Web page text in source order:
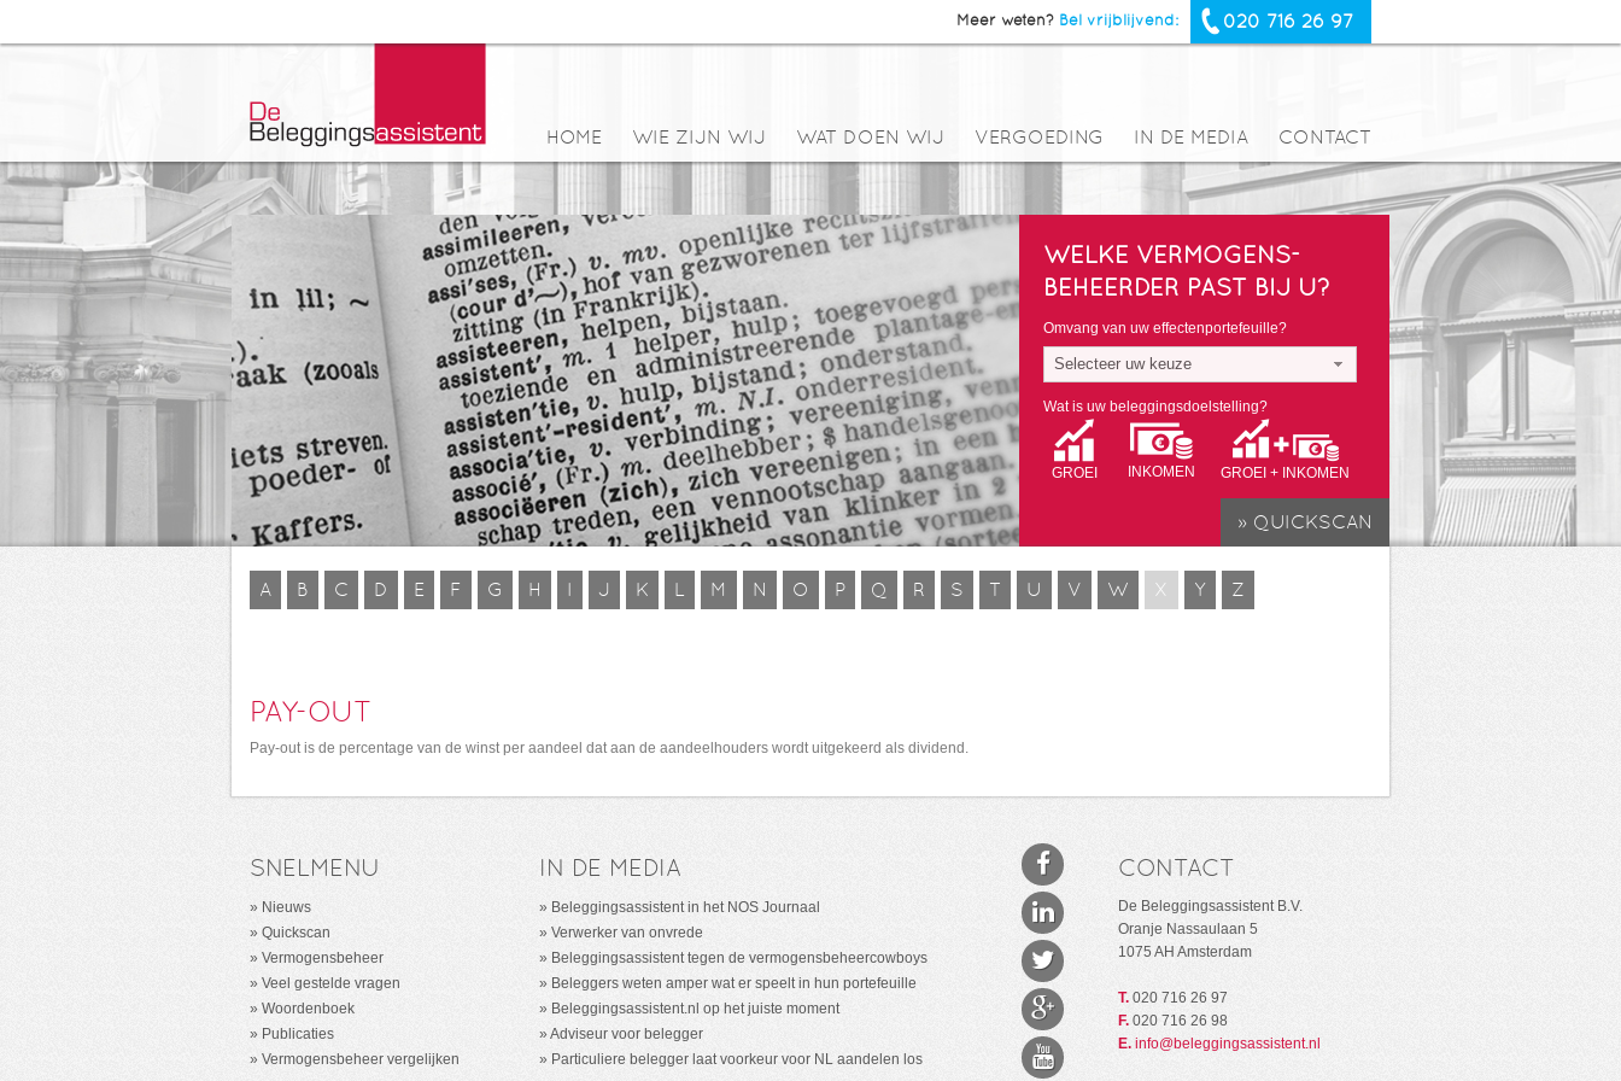
Meer weten? Bel vrijblijvend: 020 716 26 97
HOME WIE ZIJN WIJ WAT DOEN WIJ VERGOEDING IN DE MEDIA CONTACT
WELKE VERMOGENS-
BEHEERDER PAST BIJ U?
Omvang van uw effectenportefeuille?
Selecteer uw keuze
Wat is uw beleggingsdoelstelling?
GROEI INKOMEN GROEI + INKOMEN
A B C D E F G H I J K L M N O P Q R S T U V W X Y Z
PAY-OUT
Pay-out is de percentage van de winst per aandeel dat aan de aandeelhouders wordt uitgekeerd als dividend.
SNELMENU
Nieuws
Quickscan
Vermogensbeheer
Veel gestelde vragen
Woordenboek
Publicaties
Vermogensbeheer vergelijken
IN DE MEDIA
Beleggingsassistent in het NOS Journaal
Verwerker van onvrede
Beleggingsassistent tegen de vermogensbeheercowboys
Beleggers weten amper wat er speelt in hun portefeuille
Beleggingsassistent.nl op het juiste moment
Adviseur voor belegger
Particuliere belegger laat voorkeur voor NL aandelen los
CONTACT
De Beleggingsassistent B.V.
Oranje Nassaulaan 5
1075 AH Amsterdam
T.020 716 26 97
F.020 716 26 98
E. info@beleggingsassistent.nl